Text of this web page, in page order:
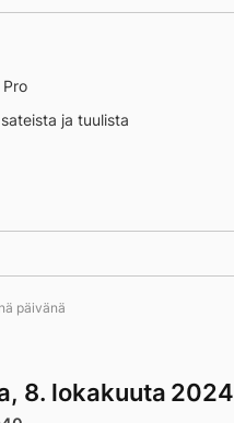
Pro
sateista ja tuulista
päivänä
8. lokakuuta 2024